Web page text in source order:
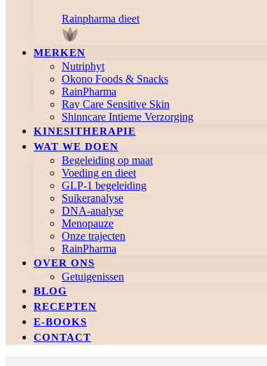
Rainpharma dieet
MERKEN
Nutriphyt
Okono Foods & Snacks
RainPharma
Ray Care Sensitive Skin
Shinncare Intieme Verzorging
KINESITHERAPIE
WAT WE DOEN
Begeleiding op maat
Voeding en dieet
GLP-1 begeleiding
Suikeranalyse
DNA-analyse
Menopauze
Onze trajecten
RainPharma
OVER ONS
Getuigenissen
BLOG
RECEPTEN
E-BOOKS
CONTACT